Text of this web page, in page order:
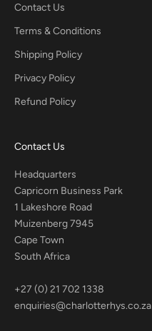
Contact Us
Terms & Conditions
Shipping Policy
Privacy Policy
Refund Policy
Contact Us
Headquarters
Capricorn Business Park
1 Lakeshore Road
Muizenberg 7945
Cape Town
South Africa
+27 (0) 21 702 1338
enquiries@charlotterhys.co.za